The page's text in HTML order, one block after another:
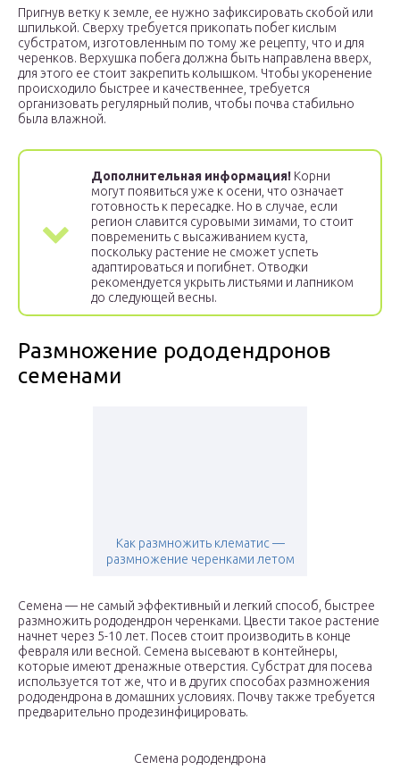
Пригнув ветку к земле, ее нужно зафиксировать скобой или
шпилькой. Сверху требуется прикопать побег кислым
субстратом, изготовленным по тому же рецепту, что и для
черенков. Верхушка побега должна быть направлена вверх,
для этого ее стоит закрепить колышком. Чтобы укоренение
происходило быстрее и качественнее, требуется
организовать регулярный полив, чтобы почва стабильно
была влажной.
Дополнительная информация! Корни
могут появиться уже к осени, что означает
готовность к пересадке. Но в случае, если
регион славится суровыми зимами, то стоит
повременить с высаживанием куста,
поскольку растение не сможет успеть
адаптироваться и погибнет. Отводки
рекомендуется укрыть листьями и лапником
до следующей весны.
Размножение рододендронов
семенами
Как размножить клематис —
размножение черенками летом
Семена — не самый эффективный и легкий способ, быстрее
размножить рододендрон черенками. Цвести такое растение
начнет через 5-10 лет. Посев стоит производить в конце
февраля или весной. Семена высевают в контейнеры,
которые имеют дренажные отверстия. Субстрат для посева
используется тот же, что и в других способах размножения
рододендрона в домашних условиях. Почву также требуется
предварительно продезинфицировать.
Семена рододендрона